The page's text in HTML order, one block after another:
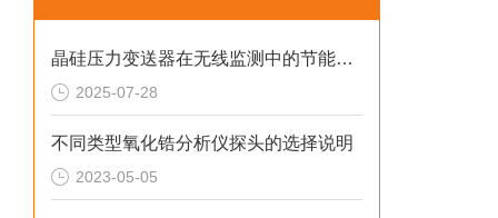
晶硅压力变送器在无线监测中的节能方案
2025-07-28
不同类型氧化锆分析仪探头的选择说明
2023-05-05